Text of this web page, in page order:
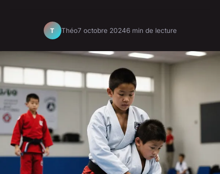
T Théo7 octobre 20246 min de lecture